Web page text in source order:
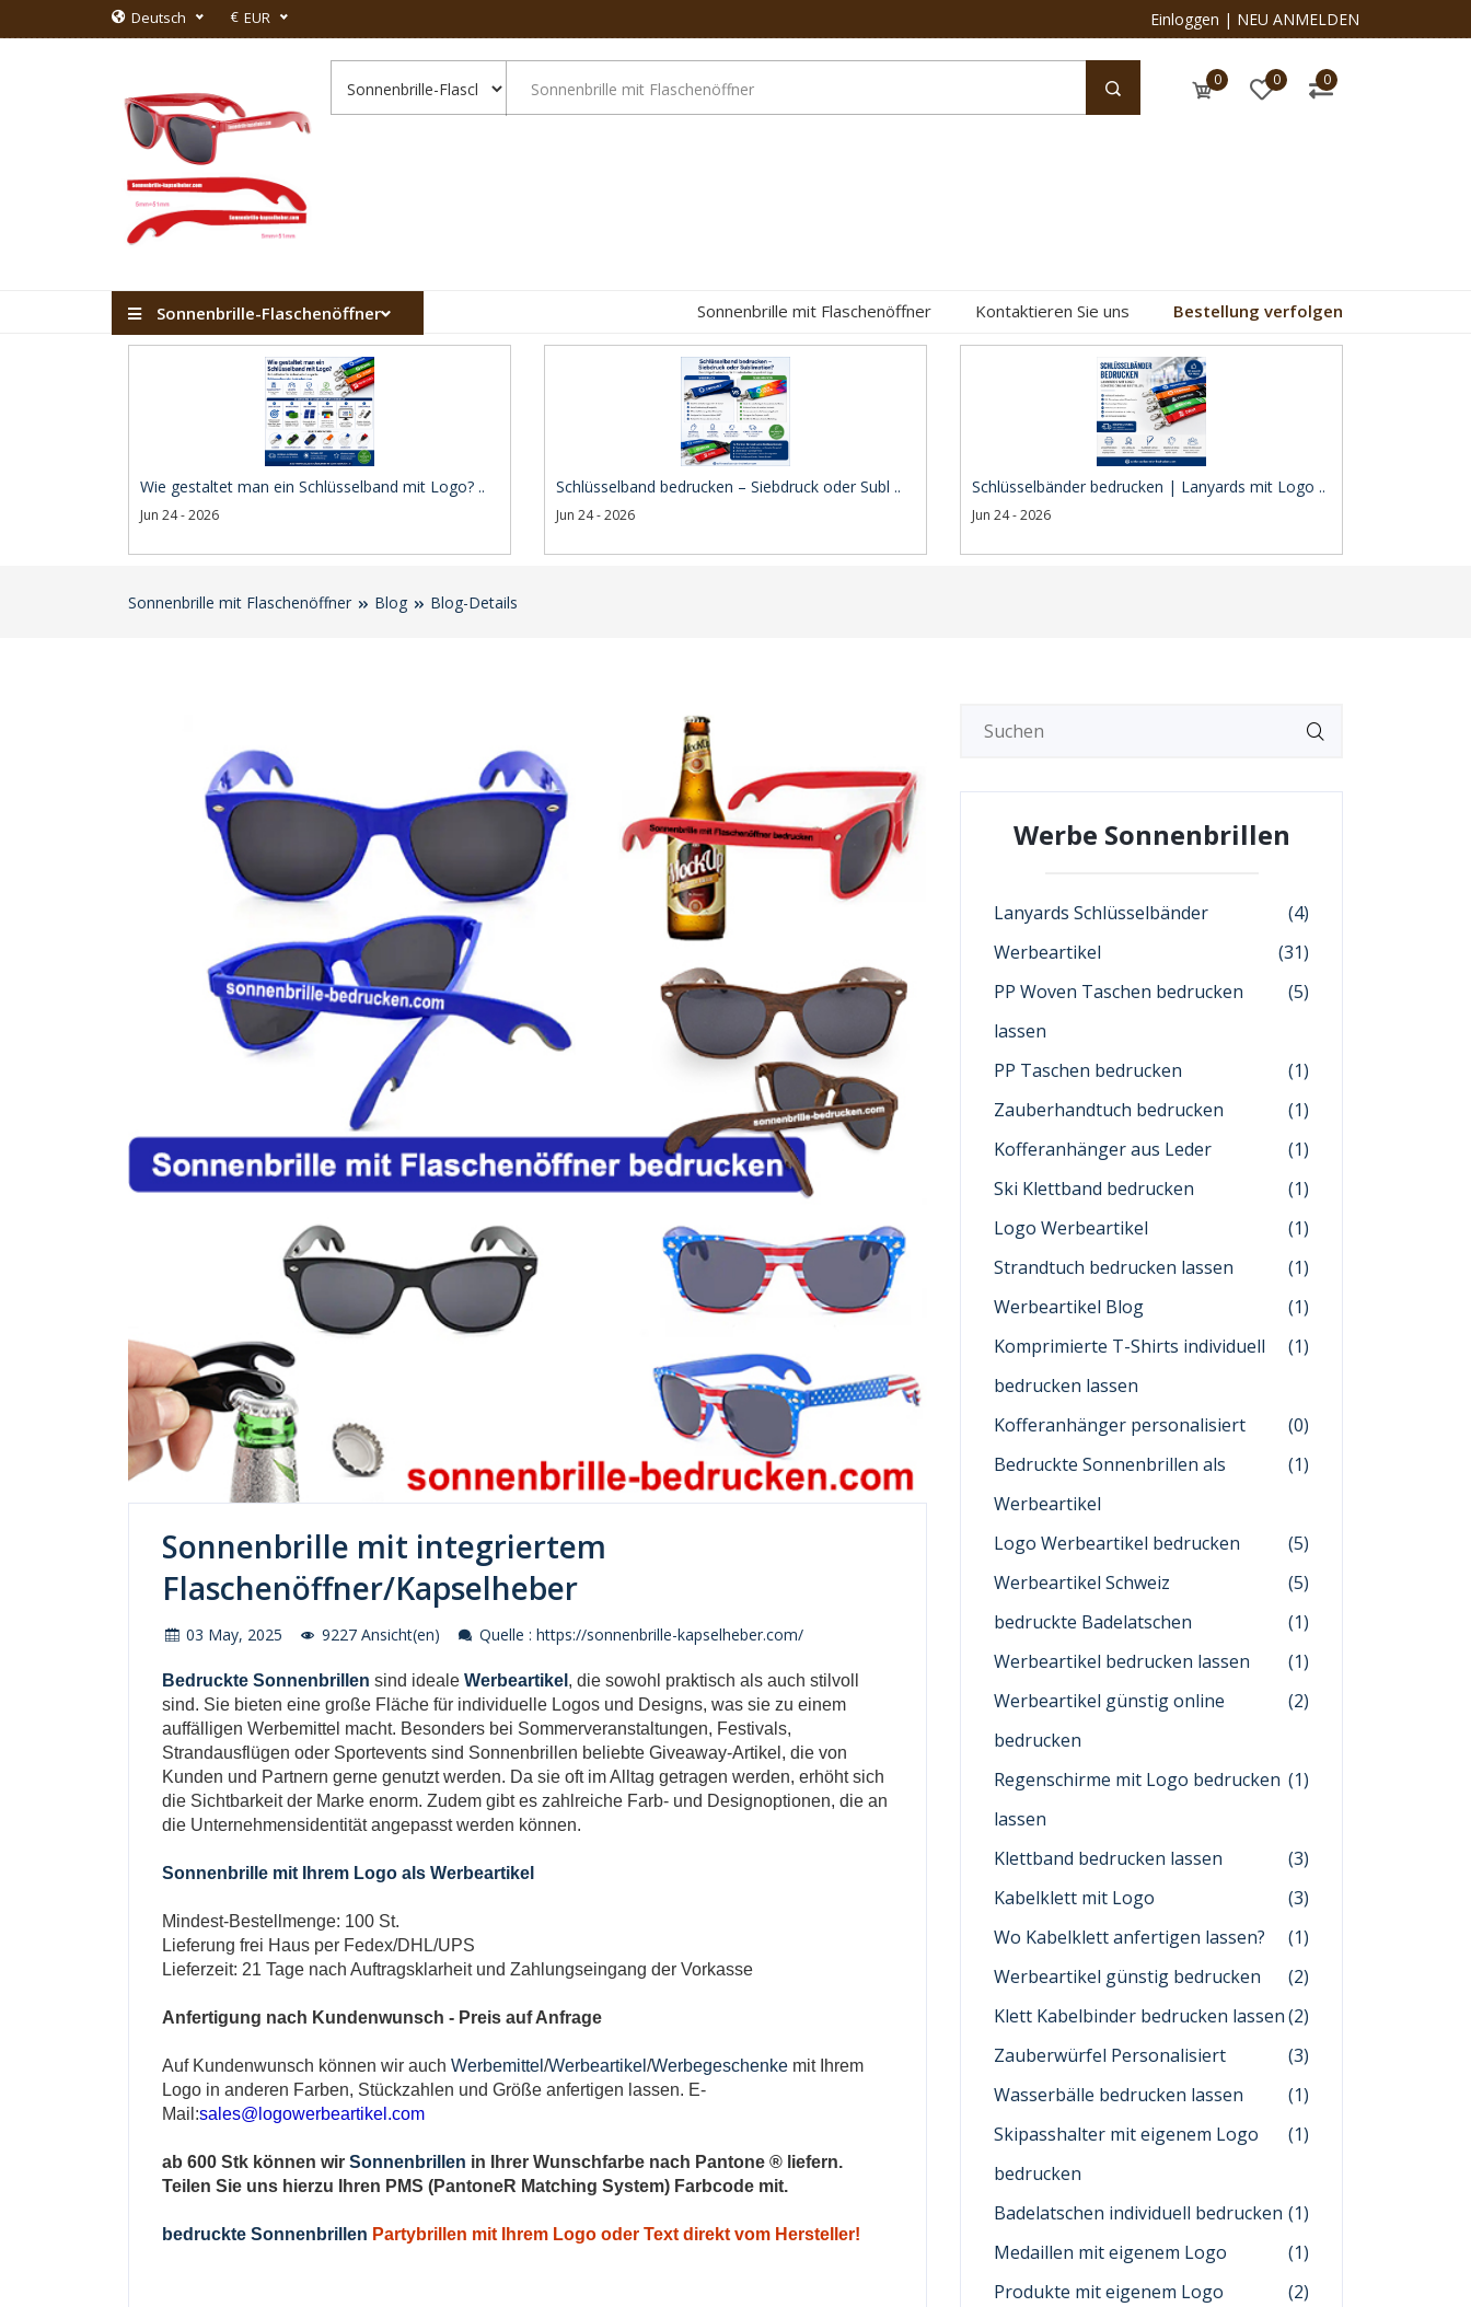
Deutsch € EUR Einloggen | NEU ANMELDEN
0 0 0
Sonnenbrille-Flaschenöffner Sonnenbrille mit Flaschenöffner Kontaktieren Sie uns Bestellung verfolgen
Wie gestaltet man ein Schlüsselband mit Logo? ..
Jun 24 - 2026
Schlüsselband bedrucken – Siebdruck oder Subl ..
Jun 24 - 2026
Schlüsselbänder bedrucken | Lanyards mit Logo ..
Jun 24 - 2026
Sonnenbrille mit Flaschenöffner Blog Blog-Details
Sonnenbrille mit integriertem
Flaschenöffner/Kapselheber
03 May, 2025 9227 Ansicht(en) Quelle : https://sonnenbrille-kapselheber.com/
Bedruckte Sonnenbrillen sind ideale Werbeartikel , die sowohl praktisch als auch stilvoll
sind. Sie bieten eine große Fläche für individuelle Logos und Designs, was sie zu einem
auffälligen Werbemittel macht. Besonders bei Sommerveranstaltungen, Festivals,
Strandausflügen oder Sportevents sind Sonnenbrillen beliebte Giveaway-Artikel, die von
Kunden und Partnern gerne genutzt werden. Da sie oft im Alltag getragen werden, erhöht sich
die Sichtbarkeit der Marke enorm. Zudem gibt es zahlreiche Farb- und Designoptionen, die an
die Unternehmensidentität angepasst werden können.
Sonnenbrille mit Ihrem Logo als Werbeartikel
Mindest-Bestellmenge: 100 St.
Lieferung frei Haus per Fedex/DHL/UPS
Lieferzeit: 21 Tage nach Auftragsklarheit und Zahlungseingang der Vorkasse
Anfertigung nach Kundenwunsch - Preis auf Anfrage
Auf Kundenwunsch können wir auch Werbemittel /Werbeartikel /Werbegeschenke mit Ihrem
Logo in anderen Farben, Stückzahlen und Größe anfertigen lassen. E-
Mail:sales@logowerbeartikel.com
ab 600 Stk können wir Sonnenbrillen in Ihrer Wunschfarbe nach Pantone ® liefern.
Teilen Sie uns hierzu Ihren PMS (PantoneR Matching System) Farbcode mit.
bedruckte Sonnenbrillen Partybrillen mit Ihrem Logo oder Text direkt vom Hersteller!
Werbe Sonnenbrillen
Lanyards Schlüsselbänder
(4)
Werbeartikel
(31)
PP Woven Taschen bedrucken
lassen
(5)
PP Taschen bedrucken
(1)
Zauberhandtuch bedrucken
(1)
Kofferanhänger aus Leder
(1)
Ski Klettband bedrucken
(1)
Logo Werbeartikel
(1)
Strandtuch bedrucken lassen
(1)
Werbeartikel Blog
(1)
Komprimierte T-Shirts individuell
bedrucken lassen
(1)
Kofferanhänger personalisiert
(0)
Bedruckte Sonnenbrillen als
Werbeartikel
(1)
Logo Werbeartikel bedrucken
(5)
Werbeartikel Schweiz
(5)
bedruckte Badelatschen
(1)
Werbeartikel bedrucken lassen
(1)
Werbeartikel günstig online
bedrucken
(2)
Regenschirme mit Logo bedrucken
lassen
(1)
Klettband bedrucken lassen
(3)
Kabelklett mit Logo
(3)
Wo Kabelklett anfertigen lassen?
(1)
Werbeartikel günstig bedrucken
(2)
Klett Kabelbinder bedrucken lassen(2)
Zauberwürfel Personalisiert
(3)
Wasserbälle bedrucken lassen
(1)
Skipasshalter mit eigenem Logo
bedrucken
(1)
Badelatschen individuell bedrucken (1)
Medaillen mit eigenem Logo
(1)
Produkte mit eigenem Logo
(2)